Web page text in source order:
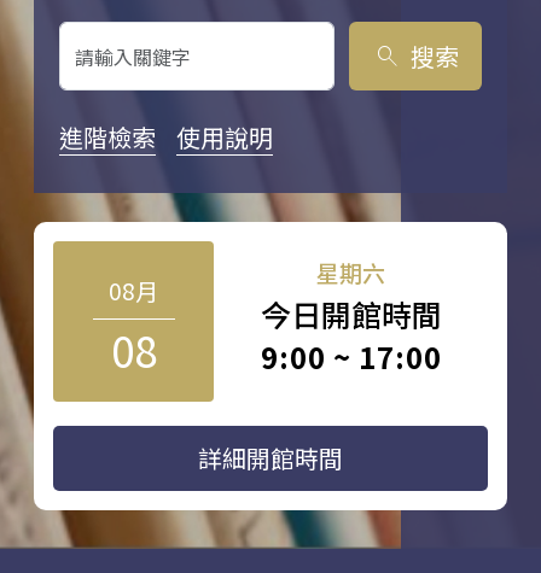
search 搜索
進階檢索 使用說明
08月
08
星期六
今日開館時間
9:00 ~ 17:00
詳細開館時間